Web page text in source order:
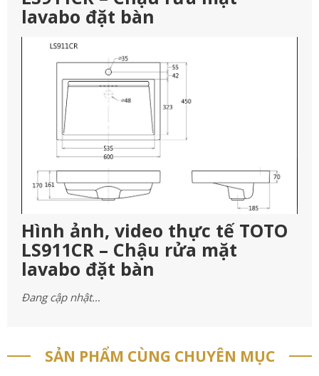
lavabo đặt bàn
Hình ảnh, video thực tế TOTO
LS911CR – Chậu rửa mặt
lavabo đặt bàn
Đang cập nhật…
SẢN PHẨM CÙNG CHUYÊN MỤC